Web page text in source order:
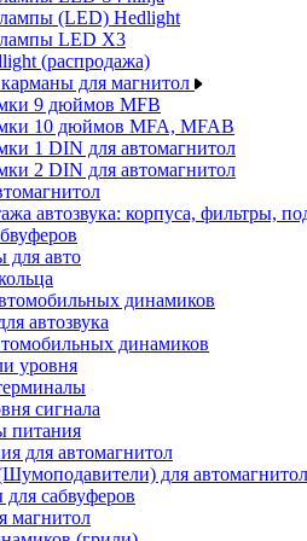
(LED) Hedlight
LED X3
(распродажа)
для магнитол
9 дюймов MFB
10 дюймов MFA, MFAB
1 DIN для автомагнитол
2 DIN для автомагнитол
автозвука: корпуса, фильтры,
для авто
динамиков
автозвука
динамиков
уровня
сигнала
питания
для автомагнитол
для автомагнитол
сабвуферов
магнитол